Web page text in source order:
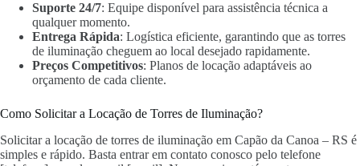
Suporte 24/7: Equipe disponível para assistência técnica a
qualquer momento.
Entrega Rápida: Logística eficiente, garantindo que as torres
de iluminação cheguem ao local desejado rapidamente.
Preços Competitivos: Planos de locação adaptáveis ao
orçamento de cada cliente.
Como Solicitar a Locação de Torres de Iluminação?
Solicitar a locação de torres de iluminação em Capão da Canoa – RS é
simples e rápido. Basta entrar em contato conosco pelo telefone